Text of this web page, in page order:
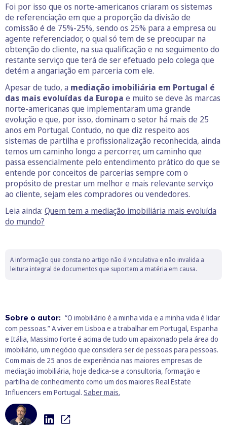
Foi por isso que os norte-americanos criaram os sistemas
de referenciação em que a proporção da divisão de
comissão é de 75%-25%, sendo os 25% para a empresa ou
agente referenciador, o qual só tem de se preocupar na
obtenção do cliente, na sua qualificação e no seguimento do
restante serviço que terá de ser efetuado pelo colega que
detém a angariação em parceria com ele.
Apesar de tudo, a mediação imobiliária em Portugal é
das mais evoluídas da Europa e muito se deve às marcas
norte-americanas que implementaram uma grande
evolução e que, por isso, dominam o setor há mais de 25
anos em Portugal. Contudo, no que diz respeito aos
sistemas de partilha e profissionalização reconhecida, ainda
temos um caminho longo a percorrer, um caminho que
passa essencialmente pelo entendimento prático do que se
entende por conceitos de parcerias sempre com o
propósito de prestar um melhor e mais relevante serviço
ao cliente, sejam eles compradores ou vendedores.
Leia ainda: Quem tem a mediação imobiliária mais evoluída
do mundo?
A informação que consta no artigo não é vinculativa e não invalida a
leitura integral de documentos que suportem a matéria em causa.
Sobre o autor: “O imobiliário é a minha vida e a minha vida é lidar
com pessoas.” A viver em Lisboa e a trabalhar em Portugal, Espanha
e Itália, Massimo Forte é acima de tudo um apaixonado pela área do
imobiliário, um negócio que considera ser de pessoas para pessoas.
Com mais de 25 anos de experiência nas maiores empresas de
mediação imobiliária, hoje dedica-se a consultoria, formação e
partilha de conhecimento como um dos maiores Real Estate
Influencers em Portugal. Saber mais.